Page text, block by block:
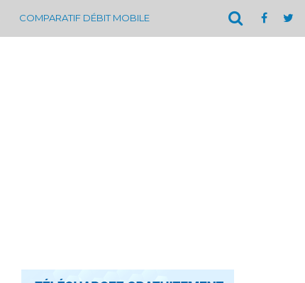
COMPARATIF DÉBIT MOBILE